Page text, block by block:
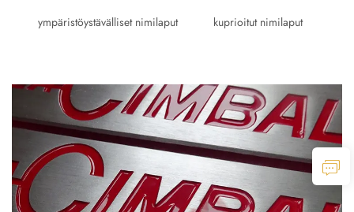
ympäristöystävälliset nimilaput kuprioitut nimilaput